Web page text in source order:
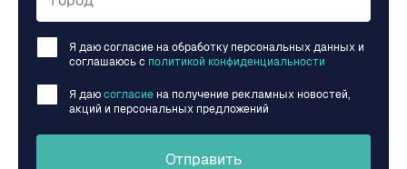
Я даю согласие на обработку персональных данных и
соглашаюсь c политикой конфиденциальности
Я даю согласие на получение рекламных новостей,
акций и персональных предложений
Отправить